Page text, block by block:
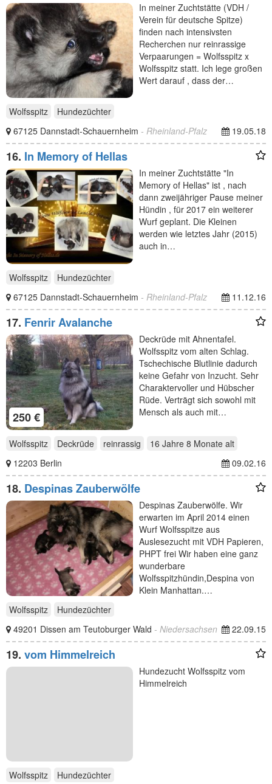
In meiner Zuchtstätte (VDH /
Verein für deutsche Spitze)
finden nach intensivsten
Recherchen nur reinrassige
Verpaarungen = Wolfsspitz x
Wolfsspitz statt. Ich lege großen
Wert darauf , dass der…
Wolfsspitz
Hundezüchter
67125 Dannstadt-Schauernheim - Rheinland-Pfalz 19.05.18
16. In Memory of Hellas
In meiner Zuchtstätte "In
Memory of Hellas" ist , nach
dann zweijähriger Pause meiner
Hündin , für 2017 ein weiterer
Wurf geplant. Die Kleinen
werden wie letztes Jahr (2015)
auch in…
Wolfsspitz
Hundezüchter
67125 Dannstadt-Schauernheim - Rheinland-Pfalz 11.12.16
17. Fenrir Avalanche
250 €
Deckrüde mit Ahnentafel.
Wolfsspitz vom alten Schlag.
Tschechische Blutlinie dadurch
keine Gefahr von Inzucht. Sehr
Charaktervoller und Hübscher
Rüde. Verträgt sich sowohl mit
Mensch als auch mit…
Wolfsspitz Deckrüde reinrassig 16 Jahre 8 Monate alt
12203 Berlin
09.02.16
18. Despinas Zauberwölfe
Despinas Zauberwölfe. Wir
erwarten im April 2014 einen
Wurf Wolfsspitze aus
Auslesezucht mit VDH Papieren,
PHPT frei Wir haben eine ganz
wunderbare
Wolfsspitzhündin,Despina von
Klein Manhattan.…
Wolfsspitz
Hundezüchter
49201 Dissen am Teutoburger Wald - Niedersachsen 22.09.15
19. vom Himmelreich
Hundezucht Wolfsspitz vom
Himmelreich
Wolfsspitz
Hundezüchter